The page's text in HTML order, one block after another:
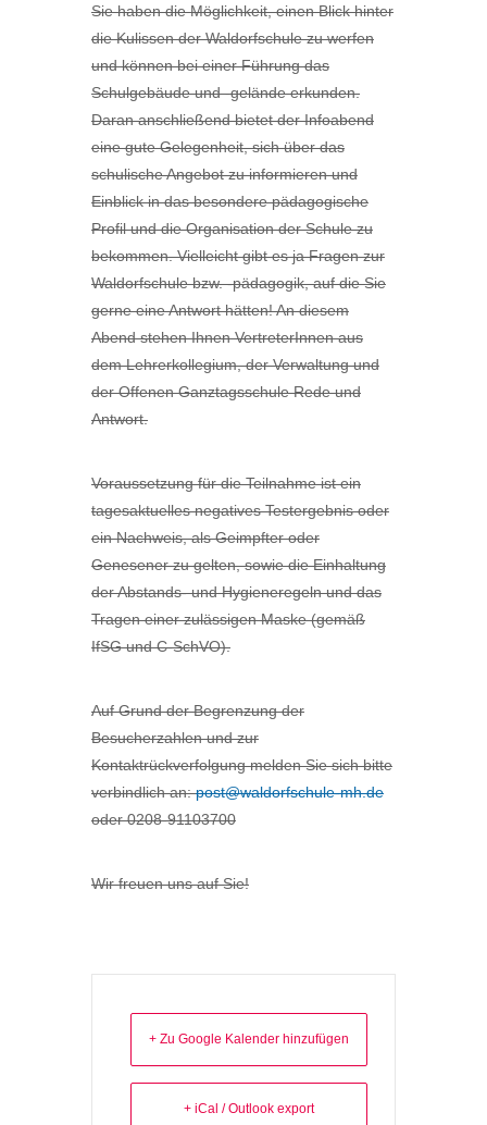
Sie haben die Möglichkeit, einen Blick hinter
die Kulissen der Waldorfschule zu werfen
und können bei einer Führung das
Schulgebäude und -gelände erkunden.
Daran anschließend bietet der Infoabend
eine gute Gelegenheit, sich über das
schulische Angebot zu informieren und
Einblick in das besondere pädagogische
Profil und die Organisation der Schule zu
bekommen. Vielleicht gibt es ja Fragen zur
Waldorfschule bzw. -pädagogik, auf die Sie
gerne eine Antwort hätten! An diesem
Abend stehen Ihnen VertreterInnen aus
dem Lehrerkollegium, der Verwaltung und
der Offenen Ganztagsschule Rede und
Antwort.
Voraussetzung für die Teilnahme ist ein
tagesaktuelles negatives Testergebnis oder
ein Nachweis, als Geimpfter oder
Genesener zu gelten, sowie die Einhaltung
der Abstands- und Hygieneregeln und das
Tragen einer zulässigen Maske (gemäß
IfSG und C-SchVO).
Auf Grund der Begrenzung der
Besucherzahlen und zur
Kontaktrückverfolgung melden Sie sich bitte
verbindlich an:post@waldorfschule-mh.de
oder 0208-91103700
Wir freuen uns auf Sie!
+ Zu Google Kalender hinzufügen
+ iCal / Outlook export